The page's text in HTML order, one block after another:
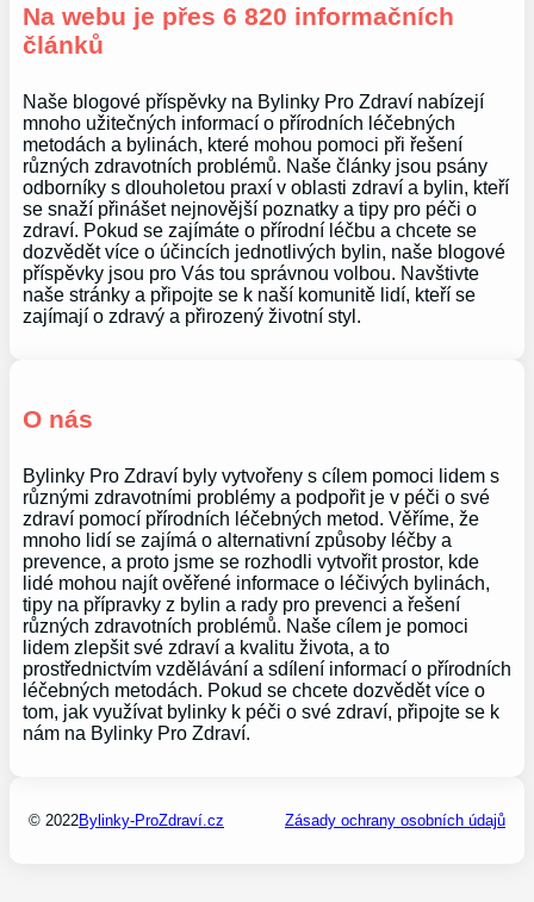
Na webu je přes 6 820 informačních
článků
Naše blogové příspěvky na Bylinky Pro Zdraví nabízejí
mnoho užitečných informací o přírodních léčebných
metodách a bylinách, které mohou pomoci při řešení
různých zdravotních problémů. Naše články jsou psány
odborníky s dlouholetou praxí v oblasti zdraví a bylin, kteří
se snaží přinášet nejnovější poznatky a tipy pro péči o
zdraví. Pokud se zajímáte o přírodní léčbu a chcete se
dozvědět více o účincích jednotlivých bylin, naše blogové
příspěvky jsou pro Vás tou správnou volbou. Navštivte
naše stránky a připojte se k naší komunitě lidí, kteří se
zajímají o zdravý a přirozený životní styl.
O nás
Bylinky Pro Zdraví byly vytvořeny s cílem pomoci lidem s
různými zdravotními problémy a podpořit je v péči o své
zdraví pomocí přírodních léčebných metod. Věříme, že
mnoho lidí se zajímá o alternativní způsoby léčby a
prevence, a proto jsme se rozhodli vytvořit prostor, kde
lidé mohou najít ověřené informace o léčivých bylinách,
tipy na přípravky z bylin a rady pro prevenci a řešení
různých zdravotních problémů. Naše cílem je pomoci
lidem zlepšit své zdraví a kvalitu života, a to
prostřednictvím vzdělávání a sdílení informací o přírodních
léčebných metodách. Pokud se chcete dozvědět více o
tom, jak využívat bylinky k péči o své zdraví, připojte se k
nám na Bylinky Pro Zdraví.
© 2022Bylinky-ProZdraví.cz Zásady ochrany osobních údajů